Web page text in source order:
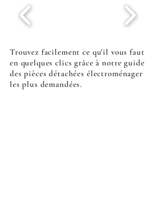
Trouvez facilement ce qu'il vous faut
en quelques clics grâce à notre guide
des pièces détachées électroménager
les plus demandées.